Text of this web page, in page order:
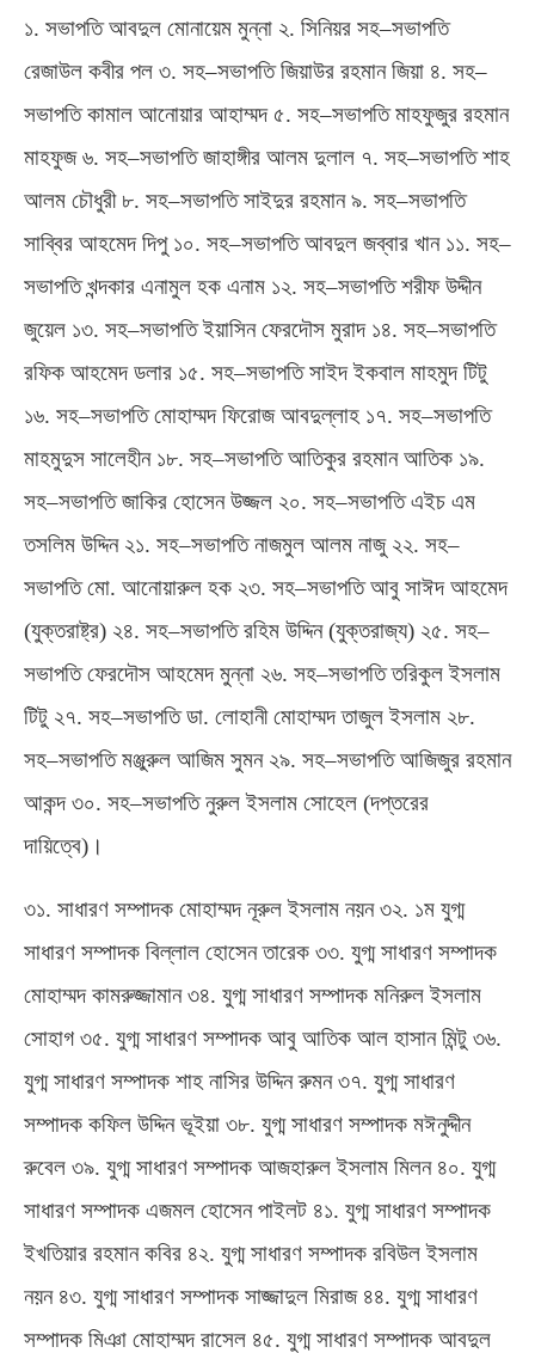
১. সভাপতি আবদুল মোনায়েম মুন্না ২. সিনিয়র সহ–সভাপতি
রেজাউল কবীর পল ৩. সহ–সভাপতি জিয়াউর রহমান জিয়া ৪. সহ–
সভাপতি কামাল আনোয়ার আহাম্মদ ৫. সহ–সভাপতি মাহফুজুর রহমান
মাহফুজ ৬. সহ–সভাপতি জাহাঙ্গীর আলম দুলাল ৭. সহ–সভাপতি শাহ
আলম চৌধুরী ৮. সহ–সভাপতি সাইদুর রহমান ৯. সহ–সভাপতি
সাব্বির আহমেদ দিপু ১০. সহ–সভাপতি আবদুল জব্বার খান ১১. সহ–
সভাপতি খন্দকার এনামুল হক এনাম ১২. সহ–সভাপতি শরীফ উদ্দীন
জুয়েল ১৩. সহ–সভাপতি ইয়াসিন ফেরদৌস মুরাদ ১৪. সহ–সভাপতি
রফিক আহমেদ ডলার ১৫. সহ–সভাপতি সাইদ ইকবাল মাহমুদ টিটু
১৬. সহ–সভাপতি মোহাম্মদ ফিরোজ আবদুল্লাহ ১৭. সহ–সভাপতি
মাহমুদুস সালেহীন ১৮. সহ–সভাপতি আতিকুর রহমান আতিক ১৯.
সহ–সভাপতি জাকির হোসেন উজ্জল ২০. সহ–সভাপতি এইচ এম
তসলিম উদ্দিন ২১. সহ–সভাপতি নাজমুল আলম নাজু ২২. সহ–
সভাপতি মো. আনোয়ারুল হক ২৩. সহ–সভাপতি আবু সাঈদ আহমেদ
(যুক্তরাষ্ট্র) ২৪. সহ–সভাপতি রহিম উদ্দিন(যুক্তরাজ্য) ২৫. সহ–
সভাপতি ফেরদৌস আহমেদ মুন্না ২৬. সহ–সভাপতি তরিকুল ইসলাম
টিটু ২৭. সহ–সভাপতি ডা. লোহানী মোহাম্মদ তাজুল ইসলাম ২৮.
সহ–সভাপতি মঞ্জুরুল আজিম সুমন ২৯. সহ–সভাপতি আজিজুর রহমান
আকন্দ ৩০. সহ–সভাপতি নুরুল ইসলাম সোহেল (দপ্তরের
দায়িত্বে) ।
৩১. সাধারণ সম্পাদক মোহাম্মদ নূরুল ইসলাম নয়ন ৩২. ১ম যুগ্ম
সাধারণ সম্পাদক বিল্লাল হোসেন তারেক ৩৩. যুগ্ম সাধারণ সম্পাদক
মোহাম্মদ কামরুজ্জামান ৩৪. যুগ্ম সাধারণ সম্পাদক মনিরুল ইসলাম
সোহাগ ৩৫. যুগ্ম সাধারণ সম্পাদক আবু আতিক আল হাসান মিন্টু ৩৬.
যুগ্ম সাধারণ সম্পাদক শাহ নাসির উদ্দিন রুমন ৩৭. যুগ্ম সাধারণ
সম্পাদক কফিল উদ্দিন ভূইয়া ৩৮. যুগ্ম সাধারণ সম্পাদক মঈনুদ্দীন
রুবেল ৩৯. যুগ্ম সাধারণ সম্পাদক আজহারুল ইসলাম মিলন ৪০. যুগ্ম
সাধারণ সম্পাদক এজমল হোসেন পাইলট ৪১. যুগ্ম সাধারণ সম্পাদক
ইখতিয়ার রহমান কবির ৪২. যুগ্ম সাধারণ সম্পাদক রবিউল ইসলাম
নয়ন ৪৩. যুগ্ম সাধারণ সম্পাদক সাজ্জাদুল মিরাজ ৪৪. যুগ্ম সাধারণ
সম্পাদক মিঞা মোহাম্মদ রাসেল ৪৫. যুগ্ম সাধারণ সম্পাদক আবদুল